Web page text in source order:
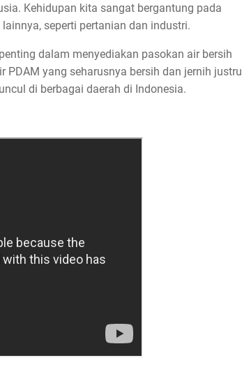
Kehidupan kita sangat bergantung pada
seperti pertanian dan industri.
dalam menyediakan pasokan air bersih
yang seharusnya bersih dan jernih justru
di berbagai daerah di Indonesia.